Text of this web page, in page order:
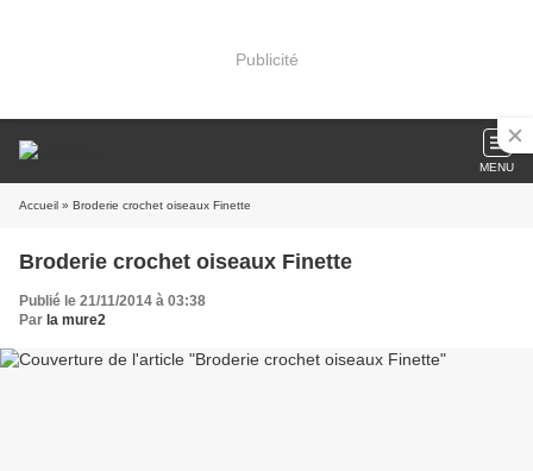
Publicité
MENU
Accueil » Broderie crochet oiseaux Finette
Broderie crochet oiseaux Finette
Publié le 21/11/2014 à 03:38
Par la mure2